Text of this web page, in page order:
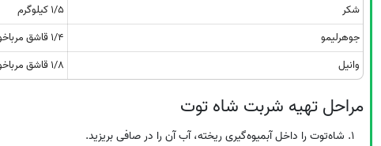
شکر
1/5 کیلوگرم
جوهرلیمو
1/4 قاشق مرباخوری
وانیل
1/8 قاشق مرباخوری
مراحل تهیه شربت شاه توت
شاه‌توت را داخل آبمیوه‌گیری ریخته، آب آن را در صافی بریزید.